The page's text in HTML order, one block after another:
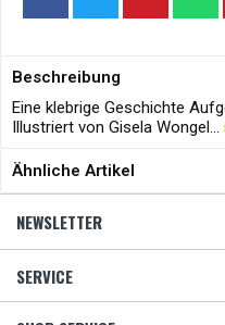
Beschreibung
Eine klebrige Geschichte
Illustriert von Gisela Wongel...
Ähnliche Artikel
NEWSLETTER
SERVICE